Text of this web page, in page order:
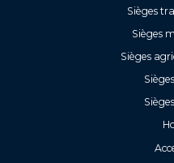
Sièges
Sièges
Sièges